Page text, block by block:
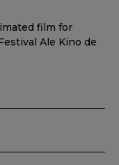
film for
Ale Kino de